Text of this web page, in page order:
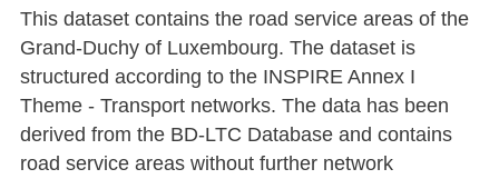
This dataset contains the road service areas of the
Grand-Duchy of Luxembourg. The dataset is
structured according to the INSPIRE Annex I
Theme - Transport networks. The data has been
derived from the BD-LTC Database and contains
road service areas without further network